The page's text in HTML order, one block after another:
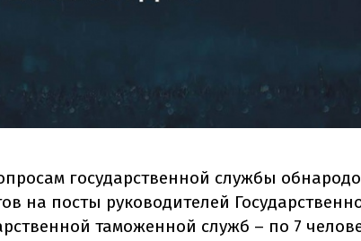
государственной службы
на посты руководителей
таможенной служб – по 7